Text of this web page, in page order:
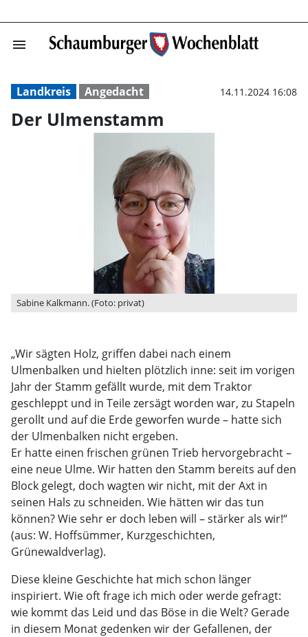
menu Der
Landkreis Angedacht 14.11.2024 16:08
Der Ulmenstamm
Sabine Kalkmann. (Foto: privat)
„Wir sägten Holz, griffen dabei nach einem
Ulmenbalken und hielten plötzlich inne: seit im vorigen
Jahr der Stamm gefällt wurde, mit dem Traktor
geschleppt und in Teile zersägt worden war, zu Stapeln
gerollt und auf die Erde geworfen wurde – hatte sich
der Ulmenbalken nicht ergeben.
Er hatte einen frischen grünen Trieb hervorgebracht –
eine neue Ulme. Wir hatten den Stamm bereits auf den
Block gelegt, doch wagten wir nicht, mit der Axt in
seinen Hals zu schneiden. Wie hätten wir das tun
können? Wie sehr er doch leben will – stärker als wir!“
(aus: W. Hoffsümmer, Kurzgeschichten,
Grünewaldverlag).
Diese kleine Geschichte hat mich schon länger
inspiriert. Wie oft frage ich mich oder werde gefragt:
wie kommt das Leid und das Böse in die Welt? Gerade
in diesem Monat gedenken wir der Gefallenen, der